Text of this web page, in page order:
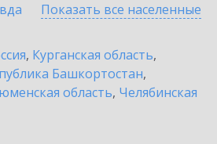
Показать все населенные
, Курганская область,
Башкортостан,
область, Челябинская